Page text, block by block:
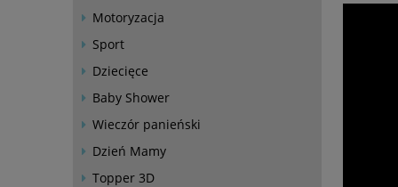
Motoryzacja
Sport
Dziecięce
Baby Shower
Wieczór panieński
Dzień Mamy
Topper 3D